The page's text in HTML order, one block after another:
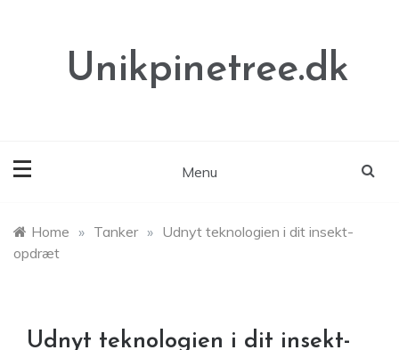
Unikpinetree.dk
Menu
Home » Tanker » Udnyt teknologien i dit insekt-
opdræt
Udnyt teknologien i dit insekt-